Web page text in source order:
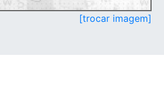
[trocar imagem]